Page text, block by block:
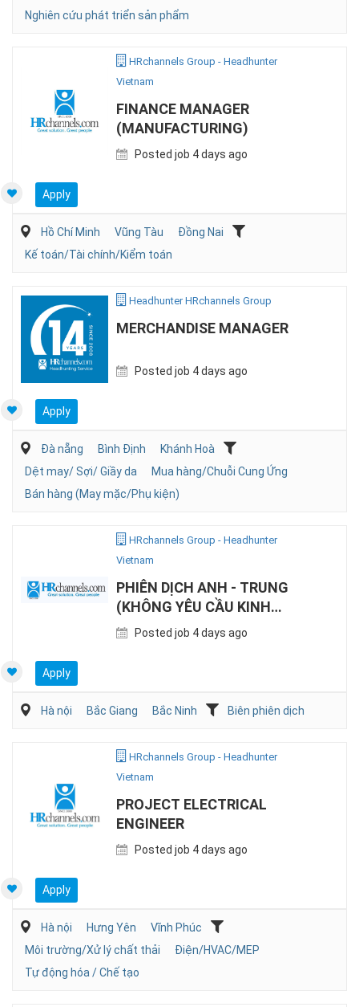
Nghiên cứu phát triển sản phẩm
HRchannels Group - Headhunter
Vietnam
FINANCE MANAGER
(MANUFACTURING)
Posted job 4 days ago
Apply
Hồ Chí Minh Vũng Tàu
Đồng Nai
Kế toán/Tài chính/Kiểm toán
Headhunter HRchannels Group
MERCHANDISE MANAGER
Posted job 4 days ago
Apply
Đà nẵng Bình Định
Khánh Hoà
Dệt may/ Sợi/ Giầy da
Mua hàng/Chuỗi Cung Ứng
Bán hàng (May mặc/Phụ kiện)
HRchannels Group - Headhunter
Vietnam
PHIÊN DỊCH ANH - TRUNG
(KHÔNG YÊU CẦU KINH
NGHIỆM)
Posted job 4 days ago
Apply
Hà nội Bắc Giang Bắc Ninh Biên phiên dịch
HRchannels Group - Headhunter
Vietnam
PROJECT ELECTRICAL
ENGINEER
Posted job 4 days ago
Apply
Hà nội Hưng Yên
Vĩnh Phúc
Môi trường/Xử lý chất thải
Điện/HVAC/MEP
Tự động hóa / Chế tạo